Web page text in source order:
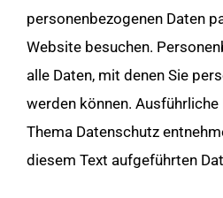
personenbezogenen Daten
Website besuchen.
alle Daten, mit denen Sie
werden können.
Thema Datenschutz
diesem Text aufgeführten